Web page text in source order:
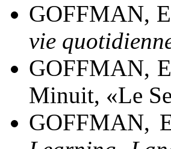
GOFFMAN,
vie
GOFFMAN,
Minuit, «Le
GOFFMAN,